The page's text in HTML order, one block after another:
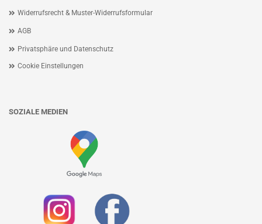
Widerrufsrecht & Muster-Widerrufsformular
AGB
Privatsphäre und Datenschutz
Cookie Einstellungen
SOZIALE MEDIEN